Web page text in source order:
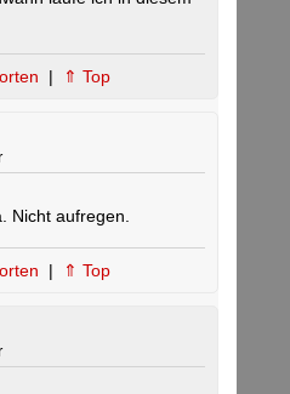
| ⇑ Top
Nicht aufregen.
| ⇑ Top